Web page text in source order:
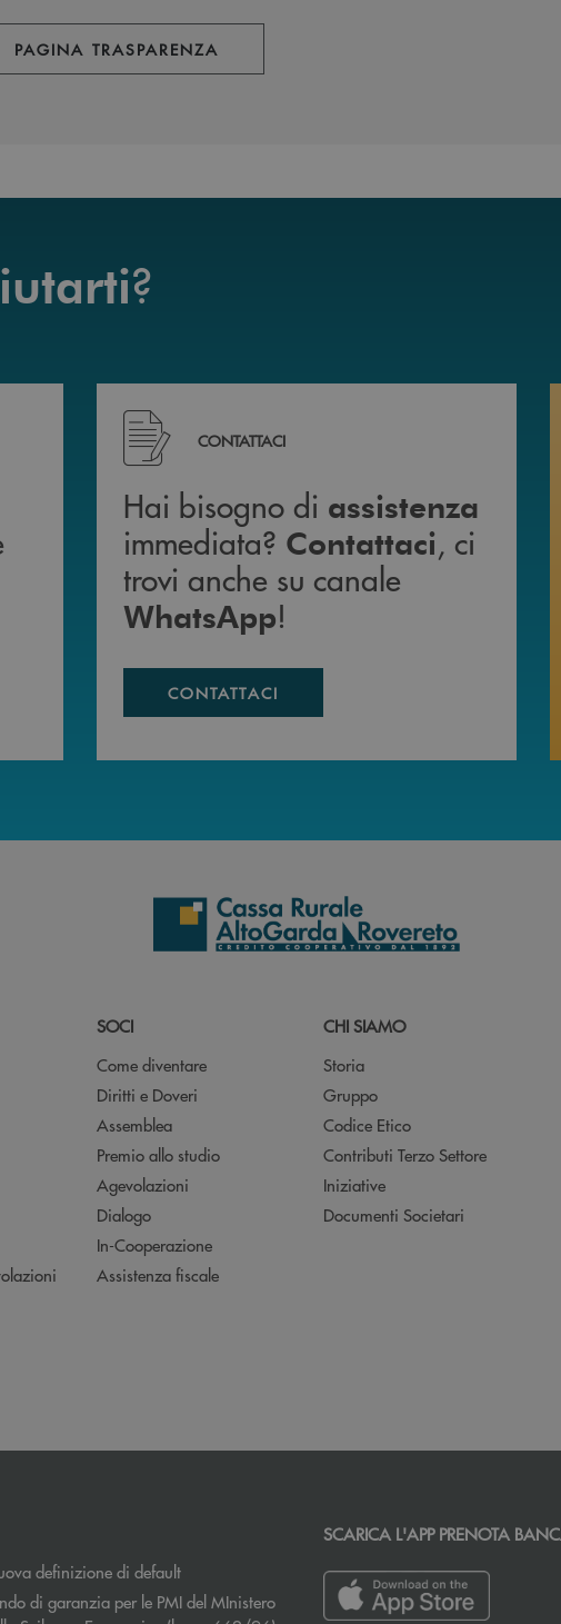
PAGINA TRASPARENZA
?
da casa 24h su 24h .
Hai bisogno di assistenza immediata? Contattaci ,
CONTATTACI
Hai bisogno di assistenza
immediata? Contattaci, ci
trovi anche su canale
WhatsApp!
CONTATTACI
SOCI
Come diventare
Diritti e Doveri
Assemblea
Premio allo studio
Agevolazioni
Dialogo
In-Cooperazione
Assistenza fiscale
CHI SIAMO
Storia
Gruppo
Codice Etico
Contributi Terzo Settore
Iniziative
Documenti Societari
definizione di default
di garanzia per le PMI del MInistero
SCARICA L'APP PRENOTA